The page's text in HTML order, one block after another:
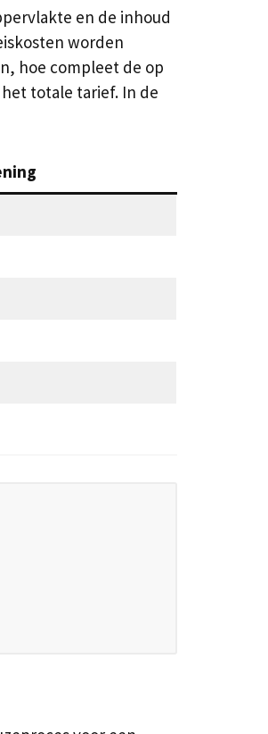
en de inhoud
worden
hoe compleet de op
totale tarief. In de